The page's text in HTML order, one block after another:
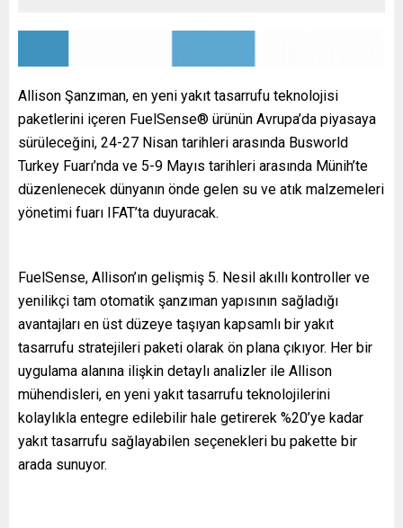
Allison Şanzıman, en yeni yakıt tasarrufu teknolojisi
paketlerini içeren FuelSense® ürünün Avrupa’da piyasaya
sürüleceğini, 24-27 Nisan tarihleri arasında Busworld
Turkey Fuarı’nda ve 5-9 Mayıs tarihleri arasında Münih’te
düzenlenecek dünyanın önde gelen su ve atık malzemeleri
yönetimi fuarı IFAT’ta duyuracak.
FuelSense, Allison’ın gelişmiş 5. Nesil akıllı kontroller ve
yenilikçi tam otomatik şanzıman yapısının sağladığı
avantajları en üst düzeye taşıyan kapsamlı bir yakıt
tasarrufu stratejileri paketi olarak ön plana çıkıyor. Her bir
uygulama alanına ilişkin detaylı analizler ile Allison
mühendisleri, en yeni yakıt tasarrufu teknolojilerini
kolaylıkla entegre edilebilir hale getirerek %20’ye kadar
yakıt tasarrufu sağlayabilen seçenekleri bu pakette bir
arada sunuyor.